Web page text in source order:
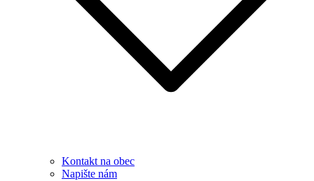
Kontakt na obec
Napište nám